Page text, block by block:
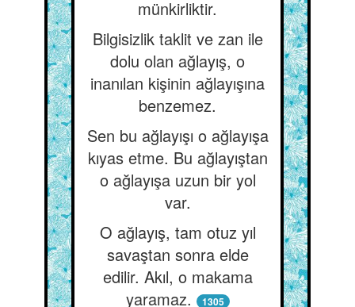
münkirliktir.
Bilgisizlik taklit ve zan ile
dolu olan ağlayış, o
inanılan kişinin ağlayışına
benzemez.
Sen bu ağlayışı o ağlayışa
kıyas etme. Bu ağlayıştan
o ağlayışa uzun bir yol
var.
O ağlayış, tam otuz yıl
savaştan sonra elde
edilir. Akıl, o makama
yaramaz.
1305